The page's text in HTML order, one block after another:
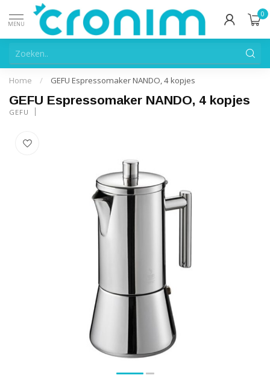
MENU
0
Home / GEFU Espressomaker NANDO, 4 kopjes
GEFU Espressomaker NANDO, 4 kopjes
GEFU